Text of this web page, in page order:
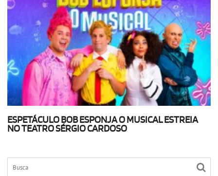
ESPETÁCULO BOB ESPONJA O MUSICAL ESTREIA
NO TEATRO SÉRGIO CARDOSO